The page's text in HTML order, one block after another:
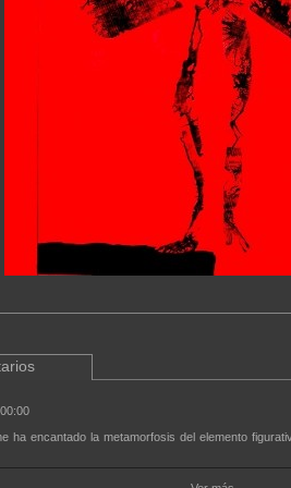
ha encantado la metamorfosis del elemento